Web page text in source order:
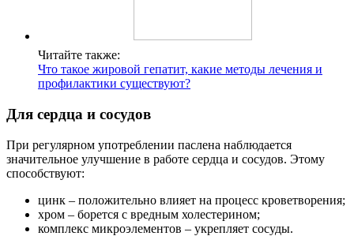
Читайте также:
Что такое жировой гепатит, какие методы лечения и
профилактики существуют?
Для сердца и сосудов
При регулярном употреблении паслена наблюдается
значительное улучшение в работе сердца и сосудов. Этому
способствуют:
цинк – положительно влияет на процесс кроветворения;
хром – борется с вредным холестерином;
комплекс микроэлементов – укрепляет сосуды.